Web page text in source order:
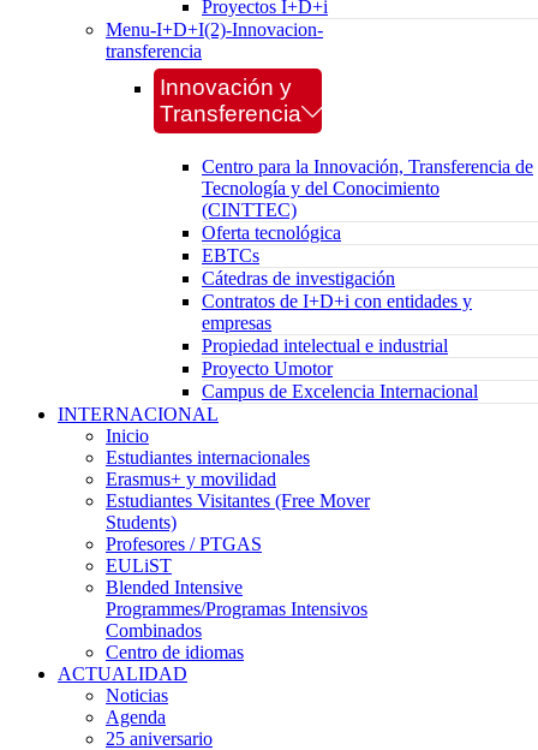
Proyectos I+D+i
Menu-I+D+I(2)-Innovacion-
transferencia
Innovación y
Transferencia
Centro para la Innovación, Transferencia de
Tecnología y del Conocimiento
(CINTTEC)
Oferta tecnológica
EBTCs
Cátedras de investigación
Contratos de I+D+i con entidades y
empresas
Propiedad intelectual e industrial
Proyecto Umotor
Campus de Excelencia Internacional
INTERNACIONAL
Inicio
Estudiantes internacionales
Erasmus+ y movilidad
Estudiantes Visitantes (Free Mover
Students)
Profesores / PTGAS
EULiST
Blended Intensive
Programmes/Programas Intensivos
Combinados
Centro de idiomas
ACTUALIDAD
Noticias
Agenda
25 aniversario